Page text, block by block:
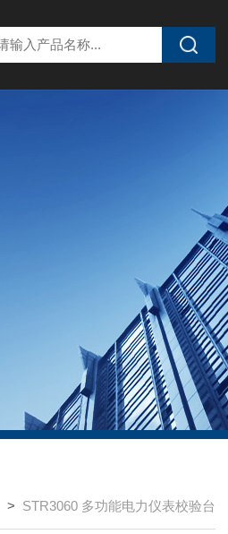
> STR3060 多功能电力仪表校验台